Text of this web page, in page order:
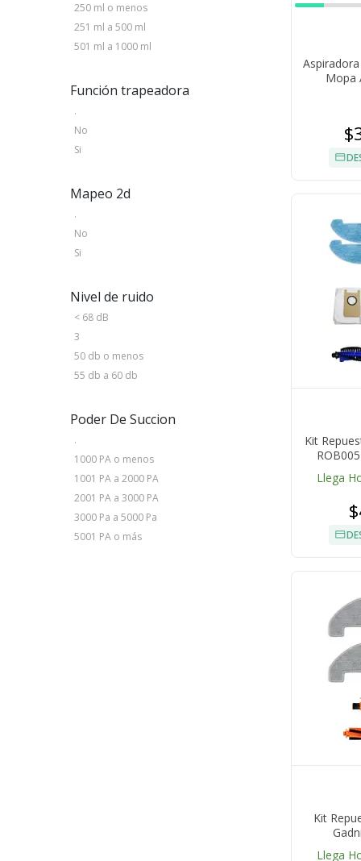
250 ml o menos
251 ml a 500 ml
501 ml a 1000 ml
Función trapeadora
.
No
Si
Mapeo 2d
.
No
Si
Nivel de ruido
< 68 dB
3
50 db o menos
55 db a 60 db
Poder De Succion
.
1000 PA o menos
1001 PA a 2000 PA
2001 PA a 3000 PA
3000 Pa a 5000 Pa
5001 PA o más
Mopa
Kit
Llega
Kit
Llega